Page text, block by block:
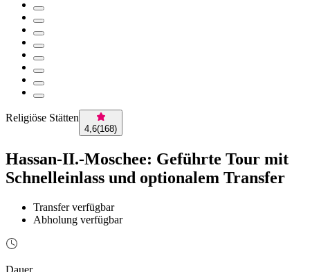
Religiöse Stätten
4,6(168)
Hassan-II.-Moschee: Geführte Tour mit
Schnelleinlass und optionalem Transfer
Transfer verfügbar
Abholung verfügbar
Dauer